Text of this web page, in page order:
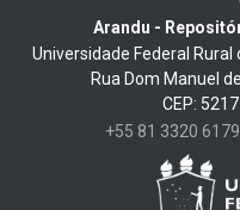
Arandu -
Universidade Federal
Rua Dom Manuel
CEP:
+55 81 3320 6179